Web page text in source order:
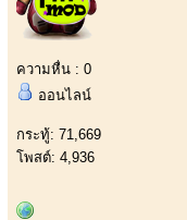
ความหื่น : 0
ออนไลน์
กระทู้: 71,669
โพสต์: 4,936